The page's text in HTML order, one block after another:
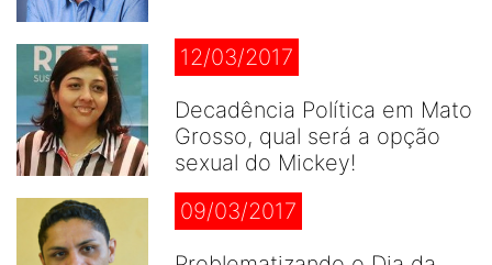
12/03/2017
Decadência Política em Mato
Grosso, qual será a opção
sexual do Mickey!
09/03/2017